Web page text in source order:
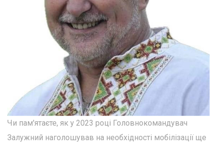
Чи пам'ятаєте, як у 2023 році Головнокомандувач
Залужний наголошував на необхідності мобілізації ще